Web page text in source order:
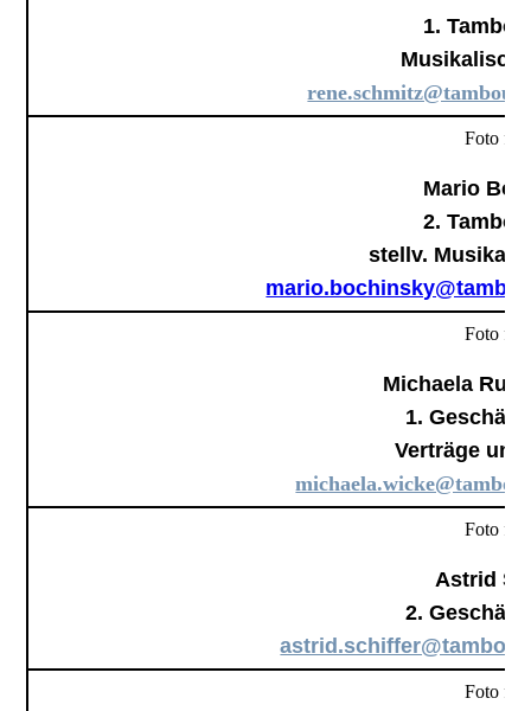
1.
Foto
Mario
2.
stellv.
Foto
Michaela
1.
Verträge
Foto
Astrid
2.
Foto